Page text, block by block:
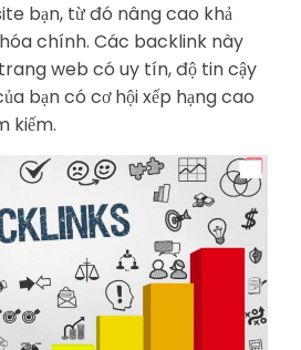
bạn, từ đó nâng cao khả
chính. Các backlink này
web có uy tín, độ tin cậy
bạn có cơ hội xếp hạng cao
kiếm.